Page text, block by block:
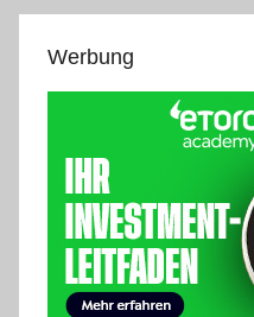
Werbung